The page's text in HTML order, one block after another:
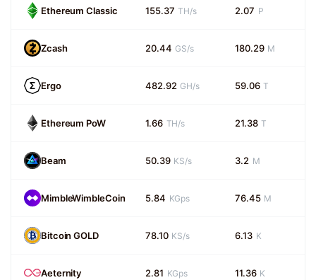
Ethereum Classic 155.37 TH/s 2.07 P
Zcash 20.44 GS/s 180.29 M
Ergo 482.92 GH/s 59.06 T
Ethereum PoW 1.66 TH/s 21.38 T
Beam 50.39 KS/s 3.2 M
MimbleWimbleCoin 5.84 KGps 76.45 M
Bitcoin GOLD 78.10 KS/s 6.13 K
Aeternity 2.81 KGps 11.36 K